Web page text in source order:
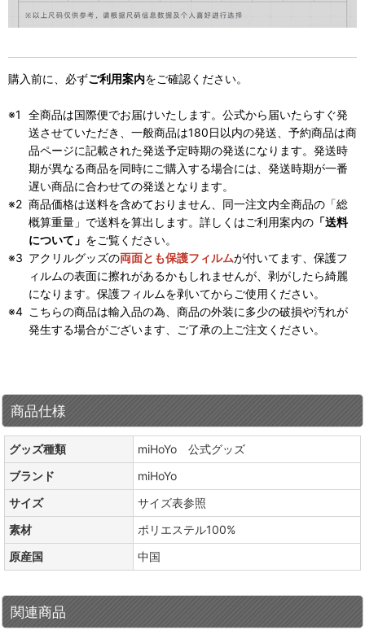
購入前に、必ずご利用案内をご確認ください。
全商品は国際便でお届けいたします。公式から届いたらすぐ発
送させていただき、一般商品は180日以内の発送、予約商品は商
品ページに記載された発送予定時期の発送になります。発送時
期が異なる商品を同時にご購入する場合には、発送時期が一番
遅い商品に合わせての発送となります。
商品価格は送料を含めておりません、同一注文内全商品の「総
概算重量」で送料を算出します。詳しくはご利用案内の 「送料
について」 をご覧ください。
アクリルグッズの両面とも保護フィルムが付いてます、保護フ
ィルムの表面に擦れがあるかもしれませんが、剥がしたら綺麗
になります。保護フィルムを剥いてからご使用ください。
こちらの商品は輸入品の為、商品の外装に多少の破損や汚れが
発生する場合がございます、ご了承の上ご注文ください。
商品仕様
グッズ種類
miHoYo 公式グッズ
ブランド
miHoYo
サイズ
サイズ表参照
素材
ポリエステル100%
原産国
中国
関連商品